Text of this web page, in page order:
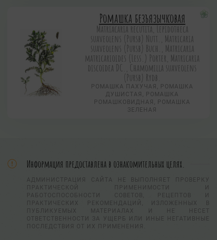
Ромашка безъязычковая
Matriacaria recutita, Lepidotheca
suaveolens (Pursb) Nutt., Matricaria
suaveolens (Pursb) Buch., Matricaria
matricarioides (Less.) Porter, Matricaria
discoidea DC., Chamomilla suaveolens
(Pursb) Rydb.
РОМАШКА ПАХУЧАЯ, РОМАШКА
ДУШИСТАЯ, РОМАШКА
РОМАШКОВИДНАЯ, РОМАШКА
ЗЕЛЕНАЯ
Информация предоставлена в ознакомительных целях.
АДМИНИСТРАЦИЯ САЙТА НЕ ВЫПОЛНЯЕТ ПРОВЕРКУ
ПРАКТИЧЕСКОЙ ПРИМЕНИМОСТИ И
РАБОТОСПОСОБНОСТИ СОВЕТОВ, РЕЦЕПТОВ И
ПРАКТИЧЕСКИХ РЕКОМЕНДАЦИЙ, ИЗЛОЖЕННЫХ В
ПУБЛИКУЕМЫХ МАТЕРИАЛАХ И НЕ НЕСЕТ
ОТВЕТСТВЕННОСТИ ЗА УЩЕРБ ИЛИ ИНЫЕ НЕГАТИВНЫЕ
ПОСЛЕДСТВИЯ ОТ ИХ ПРИМЕНЕНИЯ.